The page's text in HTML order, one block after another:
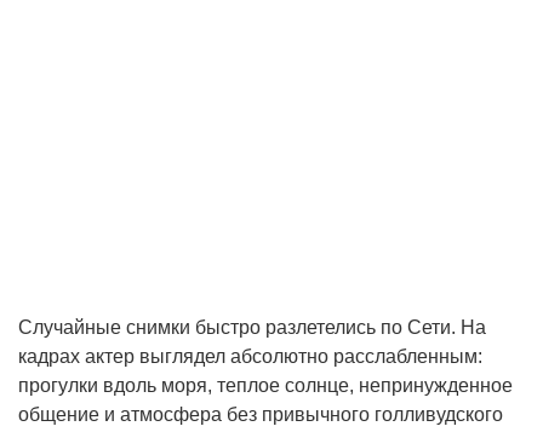
Случайные снимки быстро разлетелись по Сети. На
кадрах актер выглядел абсолютно расслабленным:
прогулки вдоль моря, теплое солнце, непринужденное
общение и атмосфера без привычного голливудского